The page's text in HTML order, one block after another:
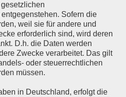
Sofern die
weil sie für andere und
erforderlich sind, wird deren
D.h. die Daten werden
Zwecke verarbeitet. Das gilt
oder steuerrechtlichen
müssen.
in Deutschland, erfolgt die